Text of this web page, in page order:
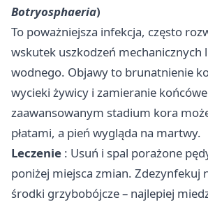
Botryosphaeria)
To poważniejsza infekcja, często
wskutek uszkodzeń mechanicznych
wodnego. Objawy to brunatnienie
wycieki żywicy i zamieranie
zaawansowanym stadium kora
płatami, a pień wygląda na martwy.
Leczenie : Usuń i spal porażone
poniżej miejsca zmian. Zdezynfekuj
środki grzybobójcze – najlepiej